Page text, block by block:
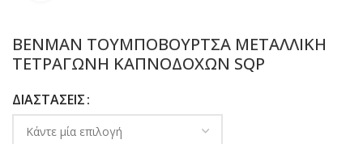
BENMAN ΤΟΥΜΠΟΒΟΥΡΤΣΑ ΜΕΤΑΛΛΙΚΗ
ΤΕΤΡΑΓΩΝΗ ΚΑΠΝΟΔΟΧΩΝ SQP
ΔΙΑΣΤΑΣΕΙΣ